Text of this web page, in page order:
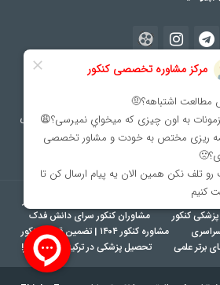
موسسه علمی انتشاراتی سرای دانش فدک با بیش از 20 سال سابقه درخشان آموزشی
نادر شفاعی. شماره تماس : 72249-021
اخبار المپیاد و تیزهوشان
برترین مشاور کنکور
کنکور
مشاوران کنکور سرای دانش فدک
مشاوره کنکور ۱۴۰۴ | تضمین قبولی کنکور
برتر علمی
تحصیل پزشکی در ترکیه بدون کنکور!